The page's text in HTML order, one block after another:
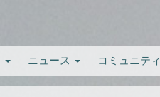
ニュース コミュニティ